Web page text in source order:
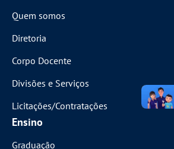
Quem somos
Diretoria
Corpo Docente
Divisões e Serviços
Licitações/Contratações
Ensino
Graduação